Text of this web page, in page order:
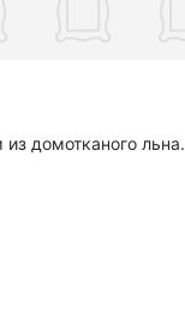
домотканого льна.